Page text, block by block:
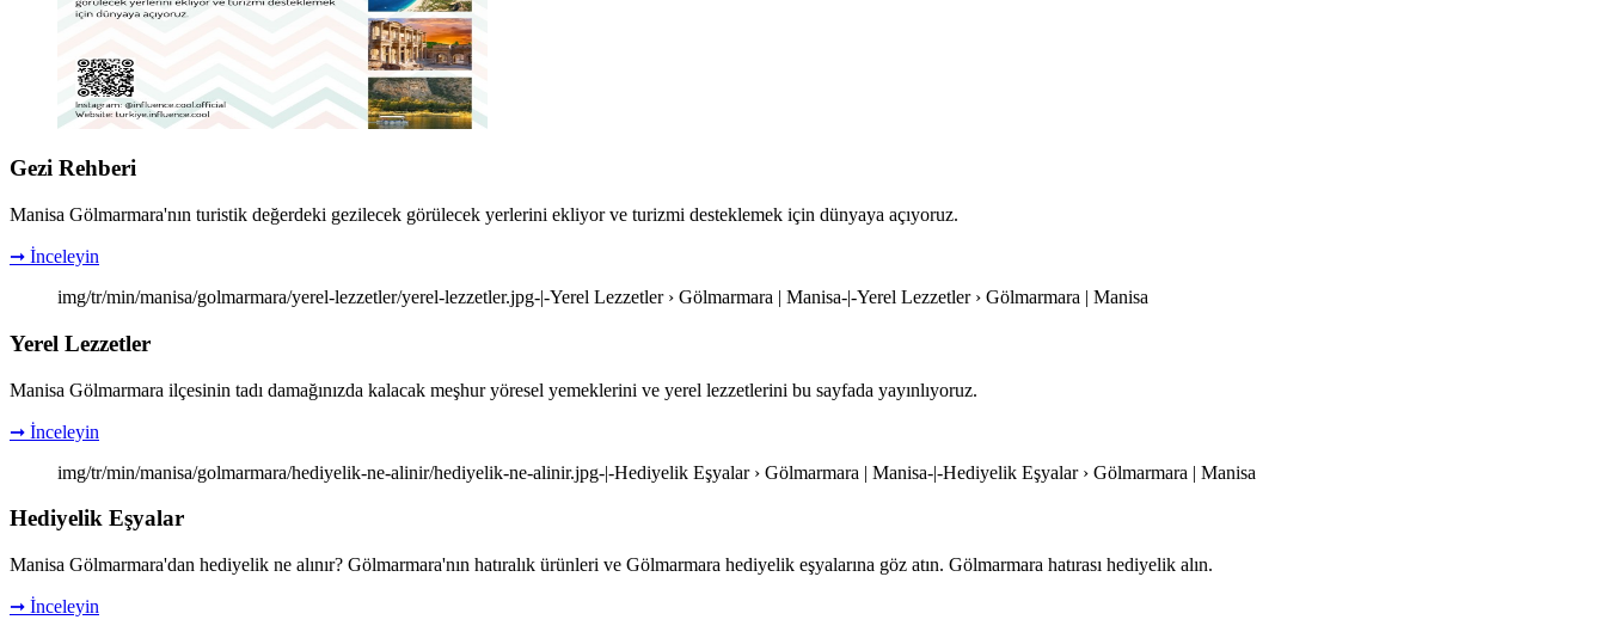
Gezi Rehberi
Manisa Gölmarmara'nın turistik değerdeki gezilecek görülecek yerlerini ekliyor ve turizmi desteklemek için dünyaya açıyoruz.
➞ İnceleyin
img/tr/min/manisa/golmarmara/yerel-lezzetler/yerel-lezzetler.jpg-|-Yerel Lezzetler › Gölmarmara | Manisa-|-Yerel Lezzetler › Gölmarmara | Manisa
Yerel Lezzetler
Manisa Gölmarmara ilçesinin tadı damağınızda kalacak meşhur yöresel yemeklerini ve yerel lezzetlerini bu sayfada yayınlıyoruz.
➞ İnceleyin
img/tr/min/manisa/golmarmara/hediyelik-ne-alinir/hediyelik-ne-alinir.jpg-|-Hediyelik Eşyalar › Gölmarmara | Manisa-|-Hediyelik Eşyalar › Gölmarmara | Manisa
Hediyelik Eşyalar
Manisa Gölmarmara'dan hediyelik ne alınır? Gölmarmara'nın hatıralık ürünleri ve Gölmarmara hediyelik eşyalarına göz atın. Gölmarmara hatırası hediyelik alın.
➞ İnceleyin